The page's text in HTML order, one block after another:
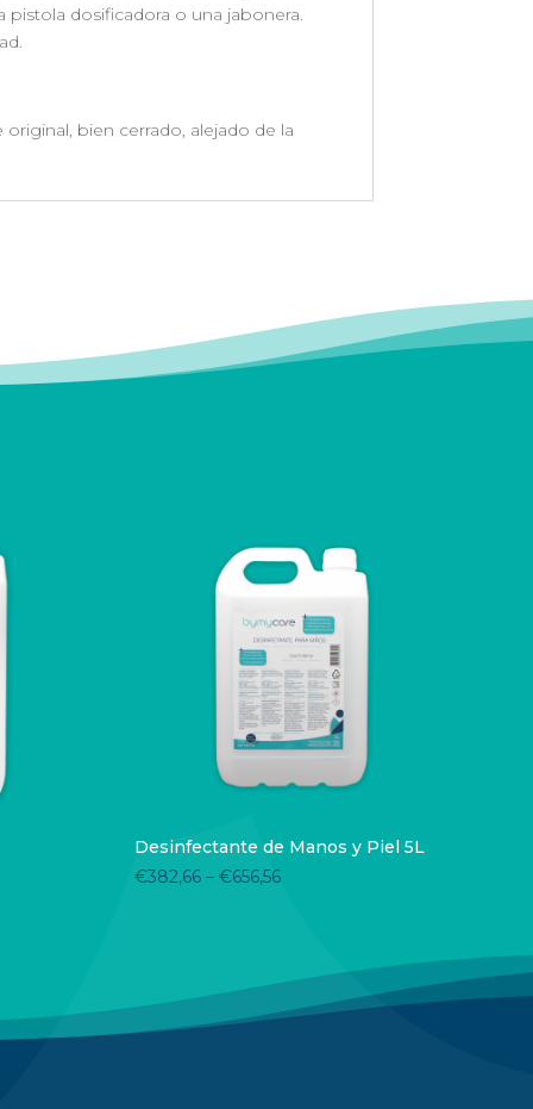
dosificadora o una jabonera.
bien cerrado, alejado de la
Desinfectante de Manos y Piel 5L
€382,66– €656,56